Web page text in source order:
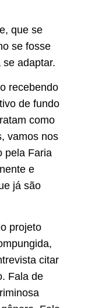
que se
se fosse
se adaptar.
recebendo
de fundo
como
vamos nos
pela Faria
e
já são
projeto
citar
Fala de